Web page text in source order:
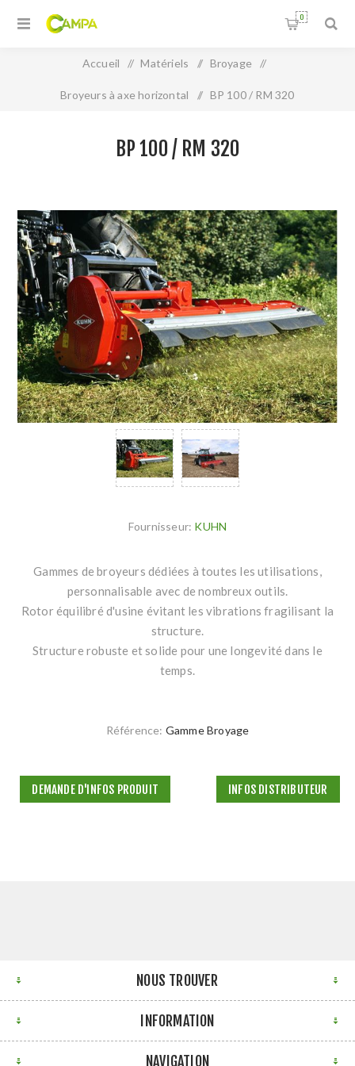
0
Accueil / Matériels / Broyage /
Broyeurs à axe horizontal / BP 100 / RM 320
BP 100 / RM 320
Fournisseur: KUHN
Gammes de broyeurs dédiées à toutes les utilisations,
personnalisable avec de nombreux outils.
Rotor équilibré d'usine évitant les vibrations fragilisant la
structure.
Structure robuste et solide pour une longevité dans le
temps.
Référence: Gamme Broyage
DEMANDE D'INFOS PRODUIT INFOS DISTRIBUTEUR
NOUS TROUVER
INFORMATION
NAVIGATION